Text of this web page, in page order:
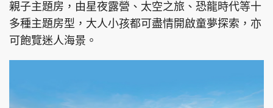
親子主題房，由星夜露營、太空之旅、恐龍時代等十
多種主題房型，大人小孩都可盡情開啟童夢探索，亦
可飽覽迷人海景。